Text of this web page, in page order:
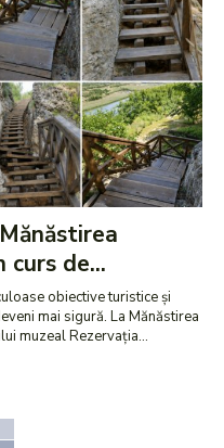
curs de...
obiective turistice și
La Mănăstirea
muzeal Rezervația...